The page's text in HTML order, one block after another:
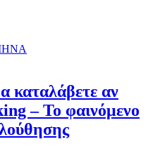
καταλάβετε αν
– Το φαινόμενο